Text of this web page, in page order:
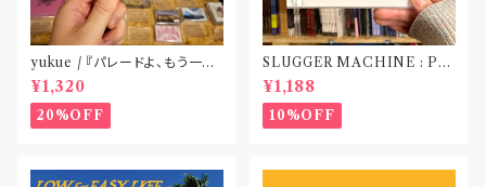
yukue / 『パレードよ、もう一度』
(TAPE)
¥1,320
20%OFF
SLUGGER MACHINE : PE
ACE OUT! / we die if we d
o not do “DIG”(SPLIT CD)
〝横浜&札幌〟
¥1,188
10%OFF